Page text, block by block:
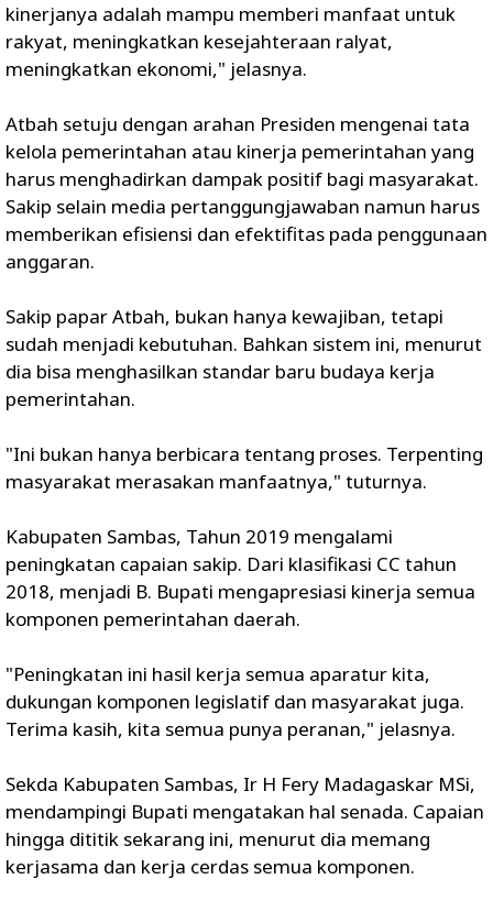
kinerjanya adalah mampu memberi manfaat untuk
rakyat, meningkatkan kesejahteraan ralyat,
meningkatkan ekonomi," jelasnya.
Atbah setuju dengan arahan Presiden mengenai tata
kelola pemerintahan atau kinerja pemerintahan yang
harus menghadirkan dampak positif bagi masyarakat.
Sakip selain media pertanggungjawaban namun harus
memberikan efisiensi dan efektifitas pada penggunaan
anggaran.
Sakip papar Atbah, bukan hanya kewajiban, tetapi
sudah menjadi kebutuhan. Bahkan sistem ini, menurut
dia bisa menghasilkan standar baru budaya kerja
pemerintahan.
"Ini bukan hanya berbicara tentang proses. Terpenting
masyarakat merasakan manfaatnya," tuturnya.
Kabupaten Sambas, Tahun 2019 mengalami
peningkatan capaian sakip. Dari klasifikasi CC tahun
2018, menjadi B. Bupati mengapresiasi kinerja semua
komponen pemerintahan daerah.
"Peningkatan ini hasil kerja semua aparatur kita,
dukungan komponen legislatif dan masyarakat juga.
Terima kasih, kita semua punya peranan," jelasnya.
Sekda Kabupaten Sambas, Ir H Fery Madagaskar MSi,
mendampingi Bupati mengatakan hal senada. Capaian
hingga dititik sekarang ini, menurut dia memang
kerjasama dan kerja cerdas semua komponen.